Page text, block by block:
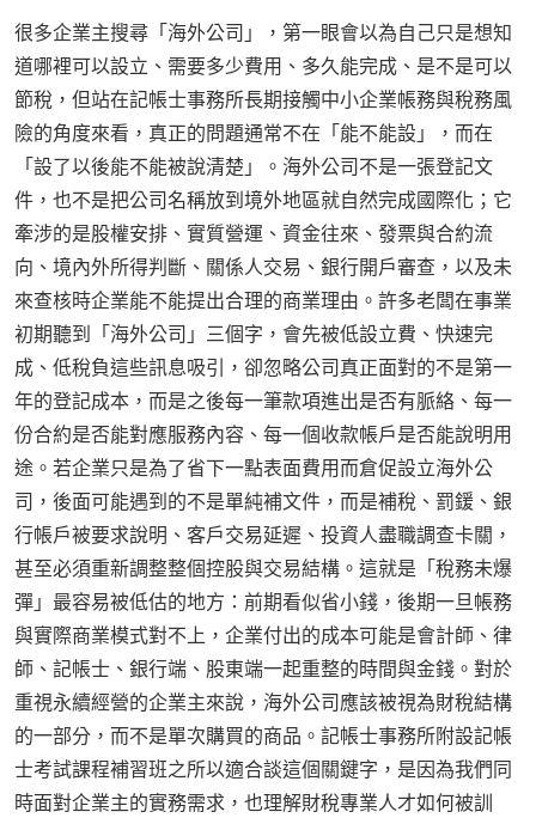
很多企業主搜尋「海外公司」，第一眼會以為自己只是想知
道哪裡可以設立、需要多少費用、多久能完成、是不是可以
節稅，但站在記帳士事務所長期接觸中小企業帳務與稅務風
險的角度來看，真正的問題通常不在「能不能設」，而在
「設了以後能不能被說清楚」。海外公司不是一張登記文
件，也不是把公司名稱放到境外地區就自然完成國際化；它
牽涉的是股權安排、實質營運、資金往來、發票與合約流
向、境內外所得判斷、關係人交易、銀行開戶審查，以及未
來查核時企業能不能提出合理的商業理由。許多老闆在事業
初期聽到「海外公司」三個字，會先被低設立費、快速完
成、低稅負這些訊息吸引，卻忽略公司真正面對的不是第一
年的登記成本，而是之後每一筆款項進出是否有脈絡、每一
份合約是否能對應服務內容、每一個收款帳戶是否能說明用
途。若企業只是為了省下一點表面費用而倉促設立海外公
司，後面可能遇到的不是單純補文件，而是補稅、罰鍰、銀
行帳戶被要求說明、客戶交易延遲、投資人盡職調查卡關，
甚至必須重新調整整個控股與交易結構。這就是「稅務未爆
彈」最容易被低估的地方：前期看似省小錢，後期一旦帳務
與實際商業模式對不上，企業付出的成本可能是會計師、律
師、記帳士、銀行端、股東端一起重整的時間與金錢。對於
重視永續經營的企業主來說，海外公司應該被視為財稅結構
的一部分，而不是單次購買的商品。記帳士事務所附設記帳
士考試課程補習班之所以適合談這個關鍵字，是因為我們同
時面對企業主的實務需求，也理解財稅專業人才如何被訓